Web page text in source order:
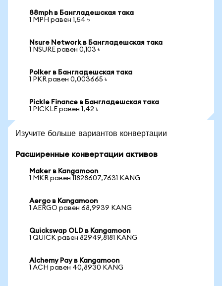
88mph в Бангладешская така
1 MPH равен 1,54 ৳
Nsure Network в Бангладешская така
1 NSURE равен 0,103 ৳
Polker в Бангладешская така
1 PKR равен 0,003665 ৳
Pickle Finance в Бангладешская така
1 PICKLE равен 1,42 ৳
Изучите больше вариантов конвертации
Расширенные конвертации активов
Maker в Kangamoon
1 MKR равен 11828607,7631 KANG
Aergo в Kangamoon
1 AERGO равен 68,9939 KANG
Quickswap OLD в Kangamoon
1 QUICK равен 82949,8181 KANG
Alchemy Pay в Kangamoon
1 ACH равен 40,8930 KANG